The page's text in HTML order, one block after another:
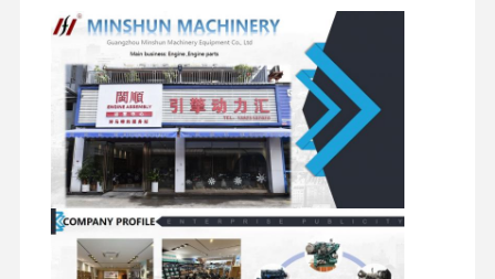
বাড়ি পণ্য ভিআর শো আমাদের সম্বন্ধে
উপাদান
ভালভ
সমন্বয়